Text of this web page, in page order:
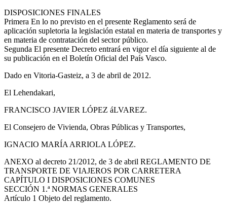
DISPOSICIONES FINALES
Primera En lo no previsto en el presente Reglamento será de
aplicación supletoria la legislación estatal en materia de transportes y
en materia de contratación del sector público.
Segunda El presente Decreto entrará en vigor el día siguiente al de
su publicación en el Boletín Oficial del País Vasco.
Dado en Vitoria-Gasteiz, a 3 de abril de 2012.
El Lehendakari,
FRANCISCO JAVIER LÓPEZ áLVAREZ.
El Consejero de Vivienda, Obras Públicas y Transportes,
IGNACIO MARÍA ARRIOLA LÓPEZ.
ANEXO al decreto 21/2012, de 3 de abril REGLAMENTO DE
TRANSPORTE DE VIAJEROS POR CARRETERA
CAPÍTULO I DISPOSICIONES COMUNES
SECCIÓN 1.ª NORMAS GENERALES
Artículo 1 Objeto del reglamento.